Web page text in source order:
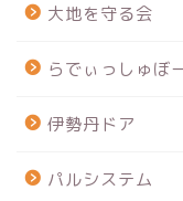
大地を守る会
らでぃっしゅぼ
伊勢丹ドア
パルシステム